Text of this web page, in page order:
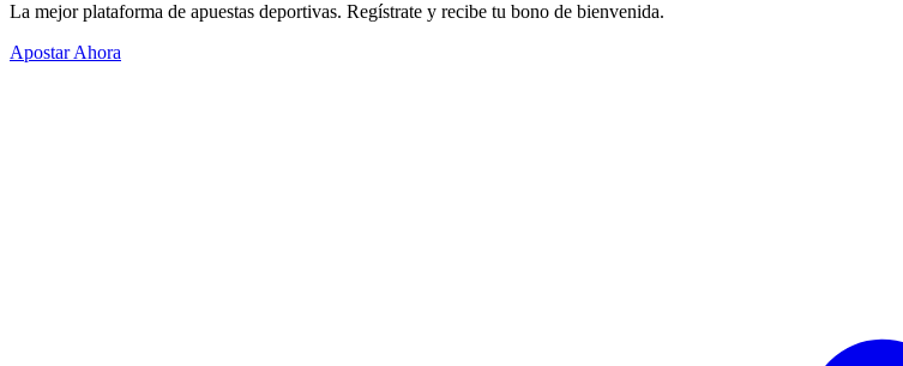
La mejor plataforma de apuestas deportivas. Regístrate y recibe tu bono de bienvenida.
Apostar Ahora